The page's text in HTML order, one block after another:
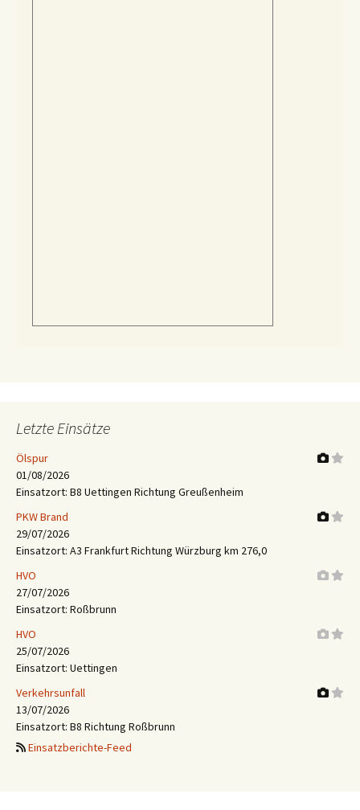
Letzte Einsätze
Ölspur
01/08/2026
Einsatzort: B8 Uettingen Richtung Greußenheim
PKW Brand
29/07/2026
Einsatzort: A3 Frankfurt Richtung Würzburg km 276,0
HVO
27/07/2026
Einsatzort: Roßbrunn
HVO
25/07/2026
Einsatzort: Uettingen
Verkehrsunfall
13/07/2026
Einsatzort: B8 Richtung Roßbrunn
Einsatzberichte-Feed